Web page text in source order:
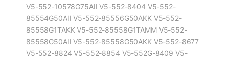
V5-552-10578G75AII V5-552-8404 V5-552-
85554G50AII V5-552-85556G50AKK V5-552-
85558G1TAKK V5-552-85558G1TAMM V5-552-
85558G50AII V5-552-85558G50AKK V5-552-8677
V5-552-8824 V5-552-8854 V5-552G-8409 V5-